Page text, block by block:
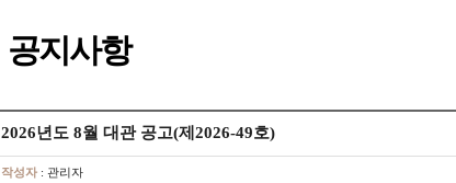
공지사항
2026년도 8월 대관 공고(제2026-49호)
작성자 : 관리자